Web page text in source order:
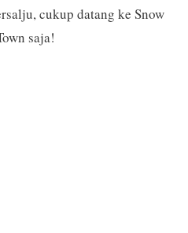
cukup datang ke Snow
saja!